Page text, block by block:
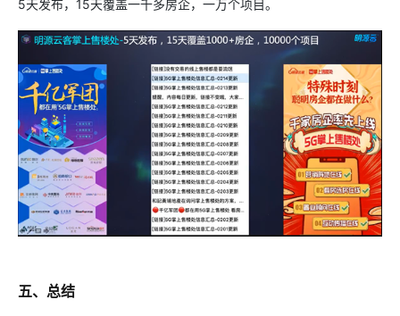
5天发布，15天覆盖一千多房企，一万个项目。
五、总结